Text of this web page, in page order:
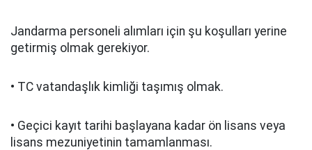
Jandarma personeli alımları için şu koşulları yerine
getirmiş olmak gerekiyor.
• TC vatandaşlık kimliği taşımış olmak.
• Geçici kayıt tarihi başlayana kadar ön lisans veya
lisans mezuniyetinin tamamlanması.